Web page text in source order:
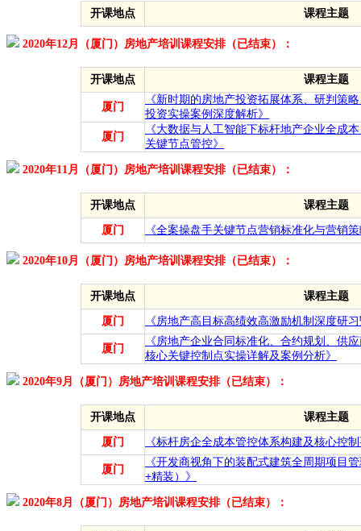
开课地点 课程主题
2020年12月（厦门）房地产培训课程安排（已结束）：
开课地点 课程主题
厦门
《新时期的房地产投资拓展体系、研判策
投资实操案例深度解析》
厦门
《大数据与人工智能下标杆地产企业全成
关键节点管控》
2020年11月（厦门）房地产培训课程安排（已结束）：
开课地点 课程主题
厦门 《全案操盘手关键节点营销标准化与营销
2020年10月（厦门）房地产培训课程安排（已结束）：
开课地点 课程主题
厦门 《房地产高目标高绩效高激励机制深度研
厦门
《房地产企业合同标准化、合约规划、供
核心关键控制点实操详解及案例分析》
2020年9月（厦门）房地产培训课程安排（已结束）：
开课地点 课程主题
厦门 《标杆房企全成本管控体系构建及核心控
厦门
《开发商视角下的装配式建筑全周期项目
+精装）》
2020年8月（厦门）房地产培训课程安排（已结束）：